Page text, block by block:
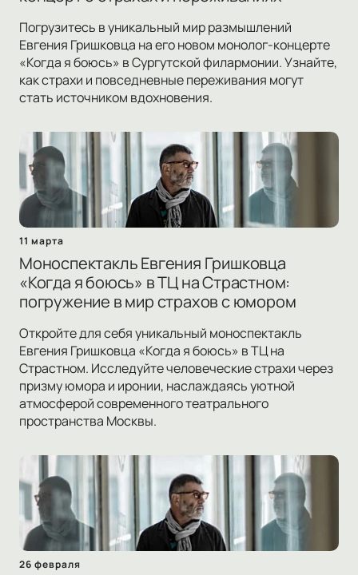
Погрузитесь в уникальный мир размышлений
Евгения Гришковца на его новом монолог-концерте
«Когда я боюсь» в Сургутской филармонии. Узнайте,
как страхи и повседневные переживания могут
стать источником вдохновения.
11 марта
Моноспектакль Евгения Гришковца
«Когда я боюсь» в ТЦ на Страстном:
погружение в мир страхов с юмором
Откройте для себя уникальный моноспектакль
Евгения Гришковца «Когда я боюсь» в ТЦ на
Страстном. Исследуйте человеческие страхи через
призму юмора и иронии, наслаждаясь уютной
атмосферой современного театрального
пространства Москвы.
26 февраля